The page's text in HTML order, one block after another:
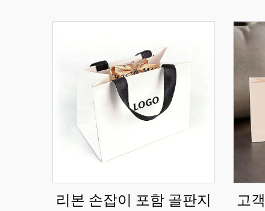
리본 손잡이 포함 골판지
고